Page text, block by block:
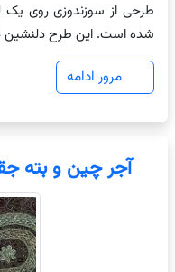
طرحی از سوزندوزی روی
شده است. این طرح دلنشین
مرور ادامه
آجر چین و بته